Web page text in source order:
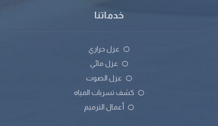
خدماتنا
عزل حراري
عزل مائي
عزل الصوت
كشف تسربات المياه
أعمال الترميم